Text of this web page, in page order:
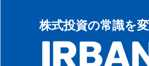
株式投資の常識を変